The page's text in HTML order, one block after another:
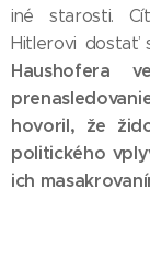
iné starosti.
Hitlerovi dostať
Haushofera
hovoril, že
politického
ich